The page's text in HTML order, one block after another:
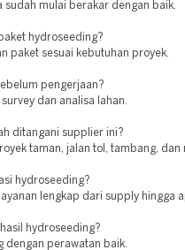
sudah mulai berakar dengan baik.
hydroseeding?
paket sesuai kebutuhan proyek.
pengerjaan?
dan analisa lahan.
ditangani supplier ini?
taman, jalan tol, tambang, dan
hydroseeding?
lengkap dari supply hingga
hydroseeding?
dengan perawatan baik.